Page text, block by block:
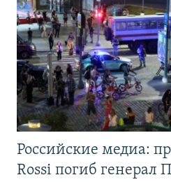
Российские медиа:
Rossi погиб генерал